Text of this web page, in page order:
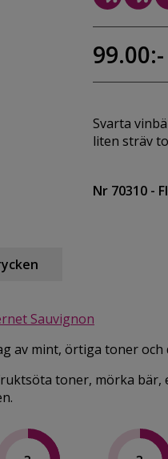
99.00:-
Svarta
liten sträv
Nr 70310 -
Sauvignon
av mint, örtiga toner och
toner, mörka